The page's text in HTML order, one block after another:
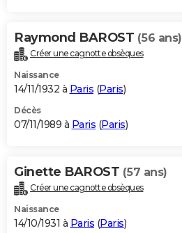
Raymond BAROST (56 ans)
Créer une cagnotte obsèques
Naissance
14/11/1932 à Paris (Paris)
Décès
07/11/1989 à Paris (Paris)
Ginette BAROST (57 ans)
Créer une cagnotte obsèques
Naissance
14/10/1931 à Paris (Paris)